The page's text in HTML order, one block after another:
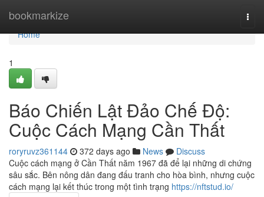
bookmarkize
Home
Home
1
Báo Chiến Lật Đảo Chế Độ:
Cuộc Cách Mạng Cần Thất
roryruvz361144 372 days ago News
Discuss
Cuộc cách mạng ở Cần Thất năm 1967 đã để lại những di chứng
sâu sắc. Bên nông dân đang đấu tranh cho hòa bình, nhưng cuộc
cách mạng lại kết thúc trong một tình trạng https://nftstud.io/